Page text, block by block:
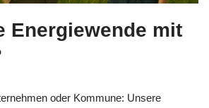
Energiewende mit
oder Kommune: Unsere